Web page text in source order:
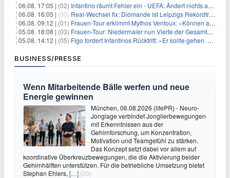
06.08. 17:05 | (02) Infantino räumt Fehler ein - UEFA: Ändert nichts an Boykott
06.08. 16:05 | (00) Real-Wechsel fix: Diomande ist Leipzigs Rekordtransfer
06.08. 09:12 | (01) Frauen-Tour erklimmt Mythos Ventoux: «Können alles schaffen»
05.08. 18:08 | (03) Frauen-Tour: Niedermaier nun Vierte der Gesamtwertung
05.08. 14:12 | (05) Figo fordert Infantinos Rücktritt: «Er sollte gehen. Jetzt»
BUSINESS/PRESSE
Wenn Mitarbeitende Bälle werfen und neue
Energie gewinnen
München, 06.08.2026 (lifePR) - Neuro-
Jonglage verbindet Jonglierbewegungen
mit Erkenntnissen aus der
Gehirnforschung, um Konzentration,
Motivation und Teamgefühl zu stärken.
Das Konzept setzt dabei vor allem auf
koordinative Überkreuzbewegungen, die die Aktivierung beider
Gehirnhälften unterstützen. Für die betriebliche Umsetzung bietet
Stephan Ehlers, […] (00)